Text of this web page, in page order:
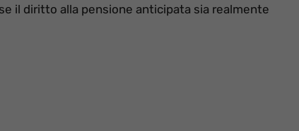
il diritto alla pensione anticipata sia realmente